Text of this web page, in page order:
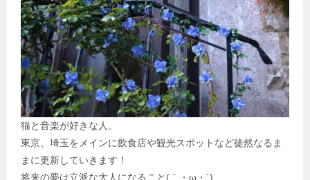
猫と音楽が好きな人。
東京、埼玉をメインに飲食店や観光スポットなど徒然なるま
まに更新していきます！
将来の夢は立派な大人になること(｀・ω・´)